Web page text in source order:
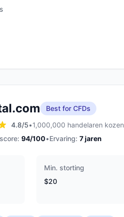
Best for CFDs
4.8/5•1,000,000 handelaren
94/100•Ervaring: 7jaren
Min. storting
$20